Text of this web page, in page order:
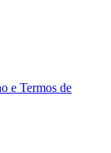
e Termos de